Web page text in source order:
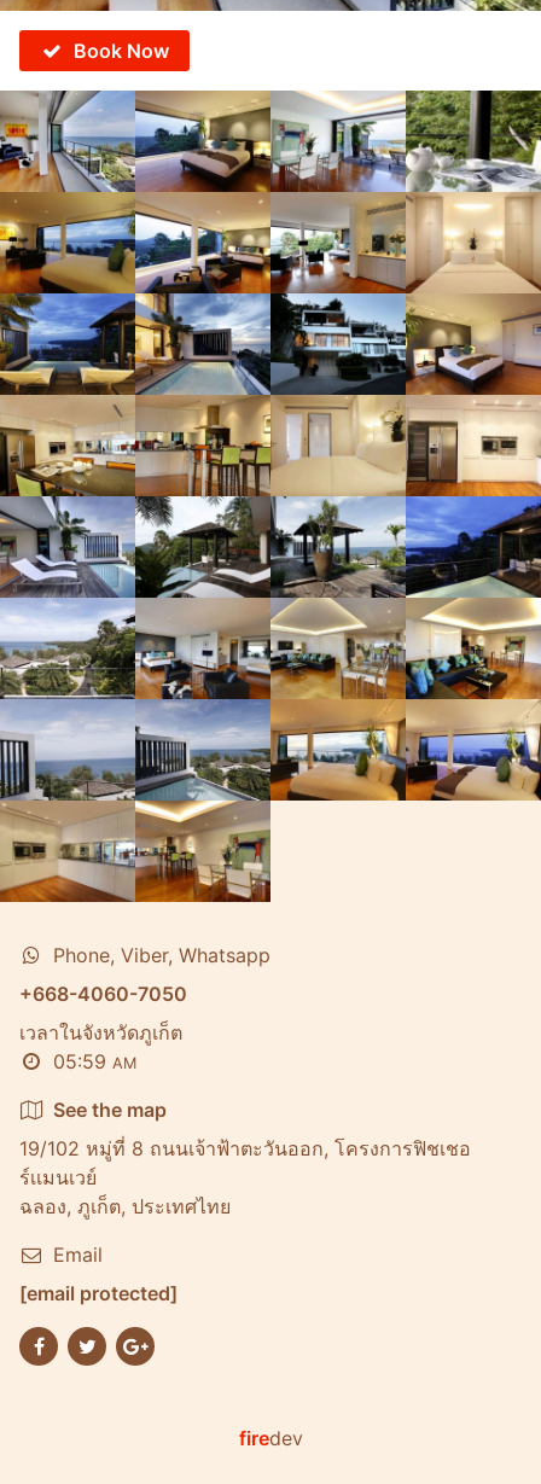
Book Now
Phone, Viber, Whatsapp
+668-4060-7050
เวลาในจังหวัดภูเก็ต
05:59 AM
See the map
19/102 หมู่ที่ 8 ถนนเจ้าฟ้าตะวันออก, โครงการฟิชเชอ
ร์เเมนเวย์
ฉลอง, ภูเก็ต, ประเทศไทย
Email
[email protected]
firedev